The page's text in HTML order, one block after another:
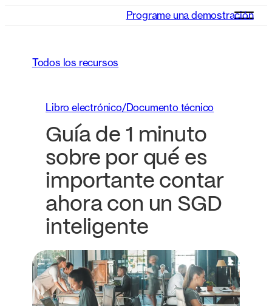
Programe una demostración
Todos los recursos
Libro electrónico/Documento técnico
Guía de 1 minuto
sobre por qué es
importante contar
ahora con un SGD
inteligente